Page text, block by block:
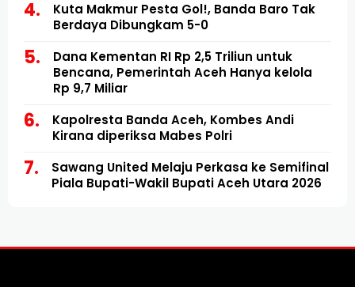
Kuta Makmur Pesta Gol!, Banda Baro Tak
Berdaya Dibungkam 5-0
Dana Kementan RI Rp 2,5 Triliun untuk
Bencana, Pemerintah Aceh Hanya kelola
Rp 9,7 Miliar
Kapolresta Banda Aceh, Kombes Andi
Kirana diperiksa Mabes Polri
Sawang United Melaju Perkasa ke Semifinal
Piala Bupati-Wakil Bupati Aceh Utara 2026